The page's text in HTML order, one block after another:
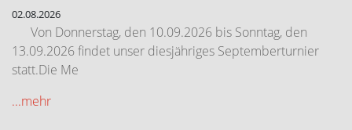
02.08.2026
Von Donnerstag, den 10.09.2026 bis Sonntag, den
13.09.2026 findet unser diesjähriges Septemberturnier
statt.Die Me
...mehr